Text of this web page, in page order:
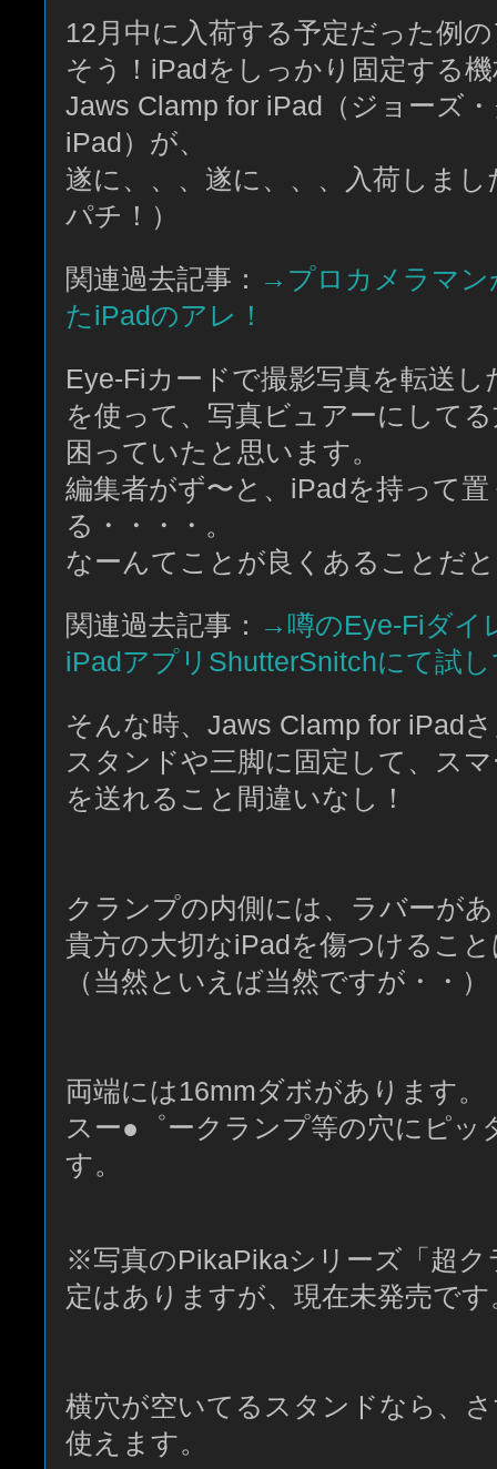
12月中に入荷する予定だった例
そう！iPadをしっかり固定する
Jaws Clamp for iPad（ジョーズ
iPad）が、
遂に、、、遂に、、、入荷しま
パチ！）
関連過去記事： →プロカメラマン
たiPadのアレ！
Eye-Fiカードで撮影写真を転送し
を使って、写真ビュアーにして
困っていたと思います。
編集者がず〜と、iPadを持って
る・・・・。
なーんてことが良くあることだ
関連過去記事： →噂のEye-Fiダイ
iPadアプリShutterSnitchにて試
そんな時、Jaws Clamp for iPad
スタンドや三脚に固定して、ス
を送れること間違いなし！
クランプの内側には、ラバーが
貴方の大切なiPadを傷つけるこ
（当然といえば当然ですが・・）
両端には16mmダボがあります。
スー●゜ークランプ等の穴にピッ
す。
※写真のPikaPikaシリーズ「超ク
定はありますが、現在未発売です
横穴が空いてるスタンドなら、
使えます。